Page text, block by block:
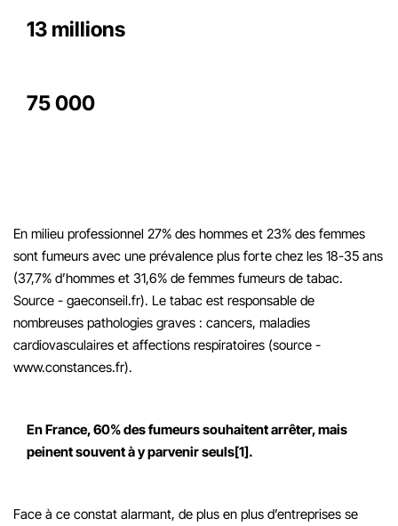
13 millions
75 000
En milieu professionnel 27% des hommes et 23% des femmes
sont fumeurs avec une prévalence plus forte chez les 18-35 ans
(37,7% d’hommes et 31,6% de femmes fumeurs de tabac.
Source - gaeconseil.fr). Le tabac est responsable de
nombreuses pathologies graves : cancers, maladies
cardiovasculaires et affections respiratoires (source -
www.constances.fr).
En France, 60% des fumeurs souhaitent arrêter, mais
peinent souvent à y parvenir seuls[1].
Face à ce constat alarmant, de plus en plus d’entreprises se